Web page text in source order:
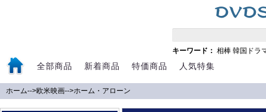
キーワード： 相棒 韓国ドラ
全部商品 新着商品 特価商品 人気特集
ホーム-->欧米映画-->ホーム・アローン